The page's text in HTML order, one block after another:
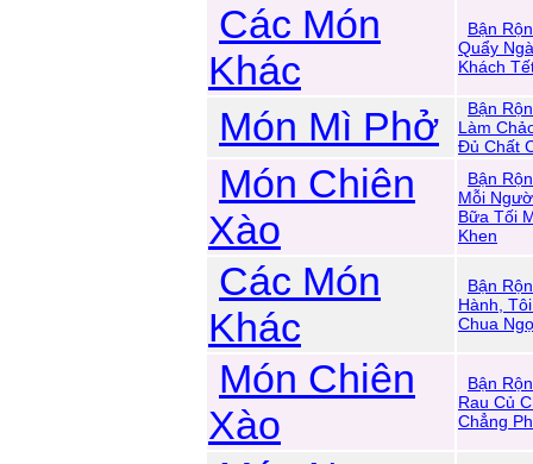
Các Món
Khác
Bận
Quẩy
Khách
Món Mì Phở
Bận
Làm
Đủ Chất
Món Chiên
Xào
Bận
Mỗi
Bữa Tối
Khen
Các Món
Khác
Bận
Hành,
Chua
Món Chiên
Xào
Bận
Rau Củ
Chẳng